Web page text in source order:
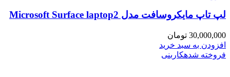
لپ تاپ مایکروسافت مدل Microsoft Surface laptop2
30,000,000 تومان
افزودن به سبد خرید
فروخته شدهکاربنی